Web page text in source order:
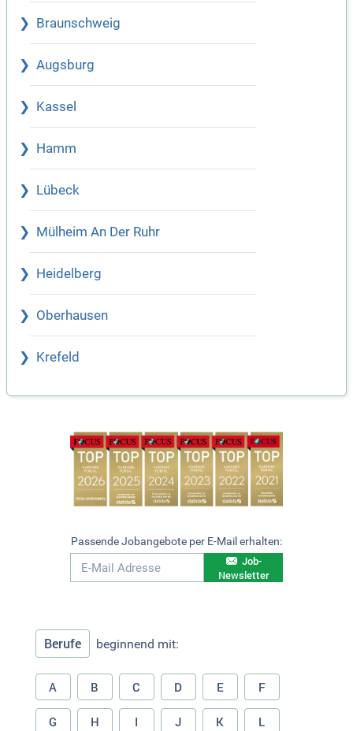
Braunschweig
Augsburg
Kassel
Hamm
Lübeck
Mülheim An Der Ruhr
Heidelberg
Oberhausen
Krefeld
Passende Jobangebote per E-Mail erhalten:
Job-
Newsletter
Berufe beginnend mit:
A B C D E F
G H I J K L